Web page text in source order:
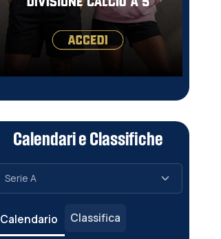
Calendari e Classifiche
Calendario Classifica